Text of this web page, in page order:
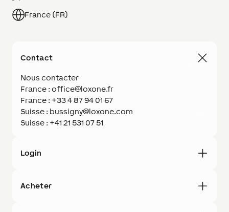
France (FR)
Contact
Nous contacter
France : office@loxone.fr
France : +33 4 87 94 01 67
Suisse : bussigny@loxone.com
Suisse : +41 21 531 07 51
Login
Acheter